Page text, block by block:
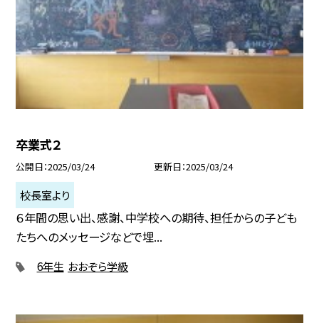
卒業式２
公開日 2025/03/24 更新日 2025/03/24
校長室より
６年間の思い出、感謝、中学校への期待、担任からの子ども
たちへのメッセージなどで埋...
6年生 おおぞら学級